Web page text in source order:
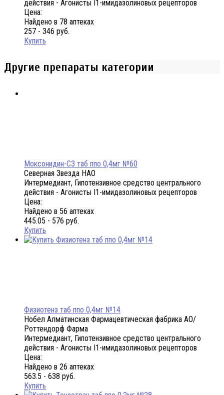
действия - Агонисты I1-имидазолиновых рецепторов
Цена:
Найдено в 78 аптеках
257 - 346 руб.
Купить
Другие препараты категории
Моксонидин-СЗ таб ппо 0,4мг №60
Северная Звезда НАО
Интермедиант, Гипотензивное средство центрального
действия - Агонисты I1-имидазолиновых рецепторов
Цена:
Найдено в 56 аптеках
445.05 - 576 руб.
Купить
Физиотенз таб ппо 0,4мг №14
Нобел Алматинская Фармацевтическая фабрика АО/
Роттендорф Фарма
Интермедиант, Гипотензивное средство центрального
действия - Агонисты I1-имидазолиновых рецепторов
Цена:
Найдено в 26 аптеках
563.5 - 638 руб.
Купить